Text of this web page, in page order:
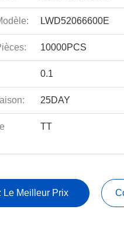
LWD52066600E
10000PCS
0.1
25DAY
TT
Le Meilleur Prix